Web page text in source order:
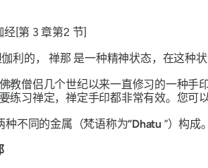
经[第 3 章第2 节]
利的，禅那 是一种精神状态，在这种
教僧侣几个世纪以来一直修习的一种手
练习禅定，禅定手印都非常有效。您可
种不同的金属（梵语称为“Dhatu ”）构成。